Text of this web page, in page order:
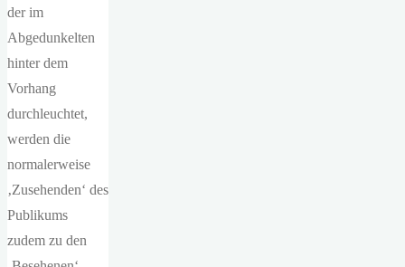
der im
Abgedunkelten
hinter dem
Vorhang
durchleuchtet,
werden die
normalerweise
‚Zusehenden‘ des
Publikums
zudem zu den